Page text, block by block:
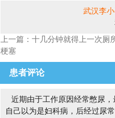
武汉李
上一篇：十几分钟就得上一次厕
梗塞
患者评论
近期由于工作原因经常憋尿，
自己以为是妇科病，后经过尿